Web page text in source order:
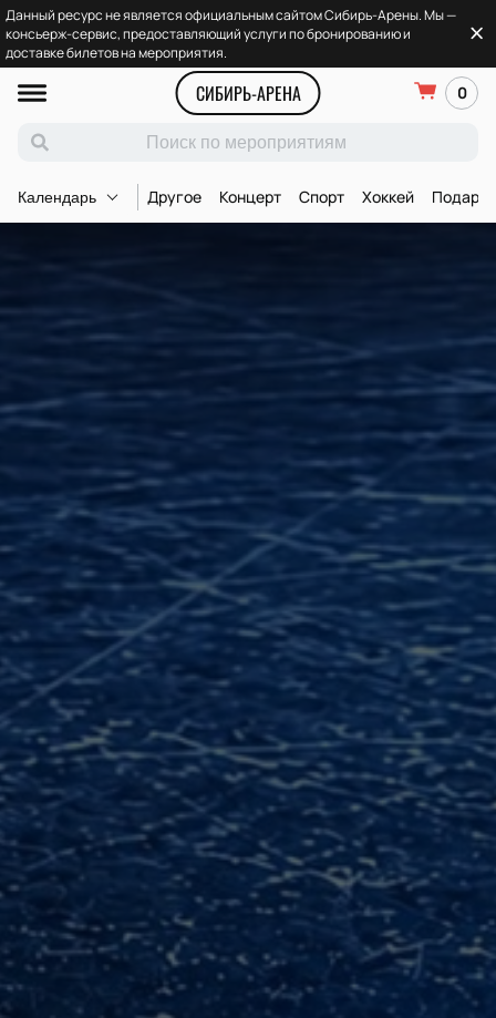
Данный ресурс не является официальным сайтом Сибирь-Арены. Мы —
консьерж-сервис, предоставляющий услуги по бронированию и
доставке билетов на мероприятия.
СИБИРЬ-АРЕНА 0
Календарь Другое Концерт Спорт Хоккей